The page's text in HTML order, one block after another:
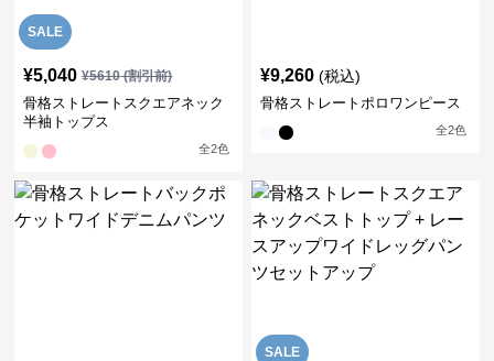
SALE
¥5,040 ¥5610(割引前)
骨格ストレートスクエアネック
半袖トップス
全2色
¥9,260 (税込)
骨格ストレートポロワンピース
全2色
SALE